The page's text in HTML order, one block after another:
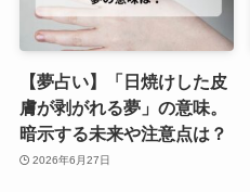
【夢占い】「日焼けした皮
膚が剥がれる夢」の意味。
暗示する未来や注意点は？
2026年6月27日